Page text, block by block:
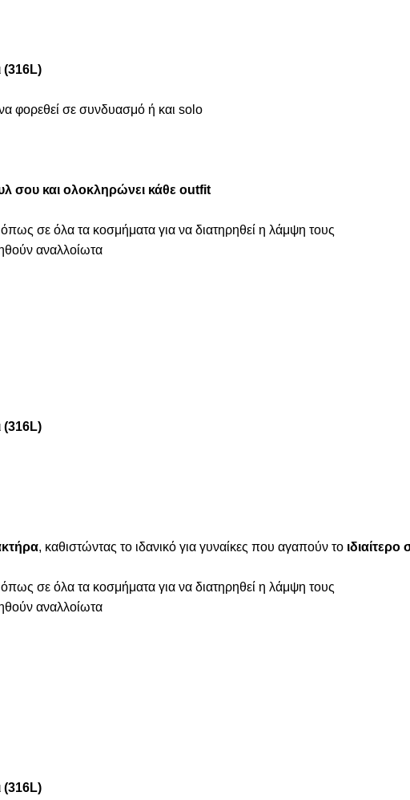
(316L)
φορεθεί σε συνδυασμό ή και solo
σου και ολοκληρώνει κάθε outfit
σε όλα τα κοσμήματα για να διατηρηθεί η λάμψη τους
αναλλοίωτα
(316L)
, καθιστώντας το ιδανικό για γυναίκες που αγαπούν το ιδιαίτερο
σε όλα τα κοσμήματα για να διατηρηθεί η λάμψη τους
αναλλοίωτα
(316L)